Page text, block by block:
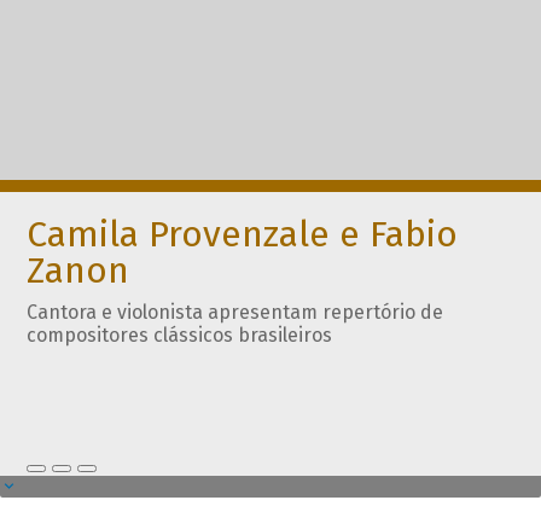
Camila Provenzale e Fabio
Zanon
Cantora e violonista apresentam repertório de
compositores clássicos brasileiros